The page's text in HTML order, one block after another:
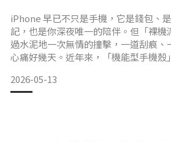
iPhone 早已不只是手機，它是錢包、
記，也是你深夜唯一的陪伴。但「裸機
過水泥地一次無情的撞擊，一道刮痕、
心痛好幾天。近年來，「機能型手機殼
能在保護與風格之間取得平衡。 市面上
九十九元的夜市殼到三千元的進口品牌
2026-05-13